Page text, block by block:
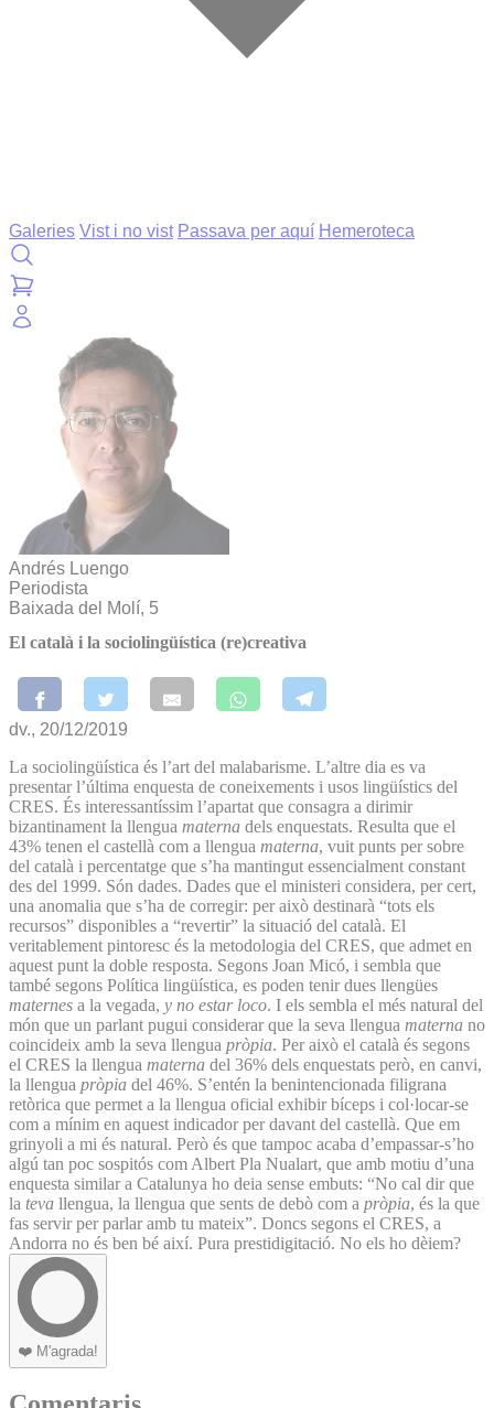
Galeries Vist i no vist Passava per aquí Hemeroteca
Andrés Luengo
Periodista
Baixada del Molí, 5
El català i la sociolingüística (re)creativa
dv., 20/12/2019
La sociolingüística és l’art del malabarisme. L’altre dia es va
presentar l’última enquesta de coneixements i usos lingüístics del
CRES. És interessantíssim l’apartat que consagra a dirimir
bizantinament la llengua materna dels enquestats. Resulta que el
43% tenen el castellà com a llengua materna, vuit punts per sobre
del català i percentatge que s’ha mantingut essencialment constant
des del 1999. Són dades. Dades que el ministeri considera, per cert,
una anomalia que s’ha de corregir: per això destinarà “tots els
recursos” disponibles a “revertir” la situació del català. El
veritablement pintoresc és la metodologia del CRES, que admet en
aquest punt la doble resposta. Segons Joan Micó, i sembla que
també segons Política lingüística, es poden tenir dues llengües
maternes a la vegada, y no estar loco. I els sembla el més natural del
món que un parlant pugui considerar que la seva llengua materna no
coincideix amb la seva llengua pròpia. Per això el català és segons
el CRES la llengua materna del 36% dels enquestats però, en canvi,
la llengua pròpia del 46%. S’entén la benintencionada filigrana
retòrica que permet a la llengua oficial exhibir bíceps i col·locar-se
com a mínim en aquest indicador per davant del castellà. Que em
grinyoli a mi és natural. Però és que tampoc acaba d’empassar-s’ho
algú tan poc sospitós com Albert Pla Nualart, que amb motiu d’una
enquesta similar a Catalunya ho deia sense embuts: “No cal dir que
la teva llengua, la llengua que sents de debò com a pròpia, és la que
fas servir per parlar amb tu mateix”. Doncs segons el CRES, a
Andorra no és ben bé així. Pura prestidigitació. No els ho dèiem?
❤️ M'agrada!